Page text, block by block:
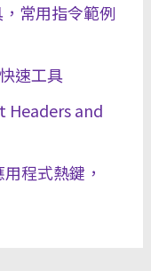
常用指令範例
速工具
Headers and
程式熱鍵，